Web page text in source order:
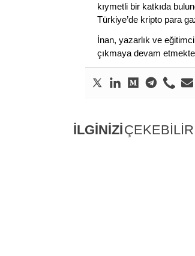
kıymetli bir katkıda
Türkiye’de kripto para
İnan, yazarlık ve
çıkmaya devam
İLGİNİZİÇEKEBİLİR